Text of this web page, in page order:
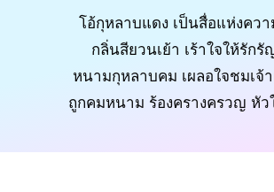
โอ้กุหลาบแดง เป็นสื่อแห่งควา
กลิ่นสียวนเย้า เร้าใจให้รัก
หนามกุหลาบคม เผลอใจชมเจ้
ถูกคมหนาม ร้องครางครวญ หัว